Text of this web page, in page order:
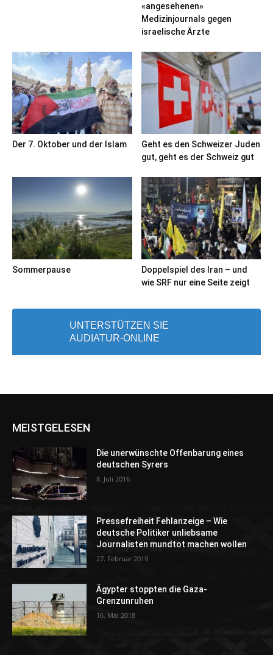
«angesehenen»
Medizinjournals gegen
israelische Ärzte
Der 7. Oktober und der Islam
Geht es den Schweizer Juden
gut, geht es der Schweiz gut
Sommerpause
Doppelspiel des Iran – und
wie SRF nur eine Seite zeigt
UNTERSTÜTZEN SIE
AUDIATUR-ONLINE
MEISTGELESEN
Die unerwünschte Offenbarung eines
deutschen Syrers
8. Juli 2016
Pressefreiheit Fehlanzeige – Wie
deutsche Politiker unliebsame
Journalisten mundtot machen wollen
27. Februar 2019
Ägypter stoppten die Gaza-
Grenzunruhen
16. Mai 2018